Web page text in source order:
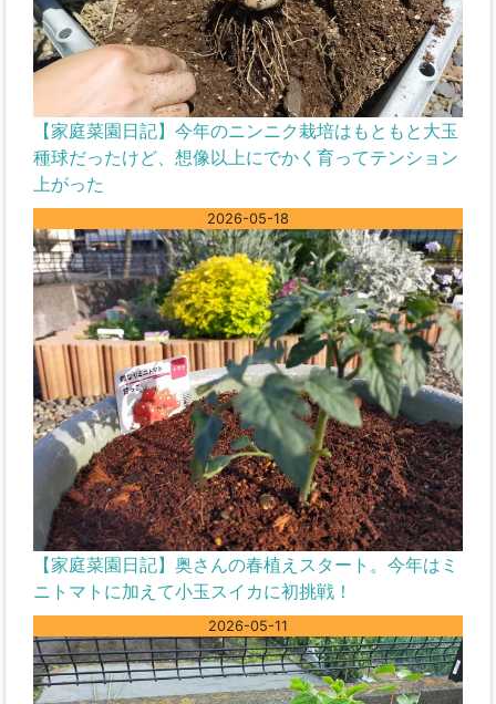
【家庭菜園日記】今年のニンニク栽培はもともと大玉
種球だったけど、想像以上にでかく育ってテンション
上がった
2026-05-18
【家庭菜園日記】奥さんの春植えスタート。今年はミ
ニトマトに加えて小玉スイカに初挑戦！
2026-05-11